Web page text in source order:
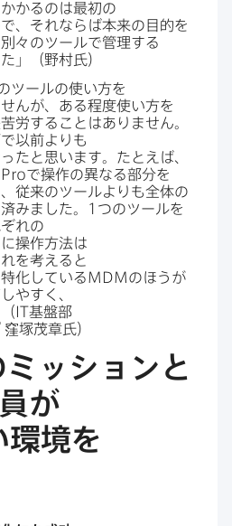
かるのは​最初の​
、​それならば本来の​目的を​
々の​ツールで​管理する​
」​（野村氏）
ツールの​使い方を​
んが、​ある​程度​使い方を​
労する​ことは​ありません。​
以前よりも​
たと​思います。​たとえば、​
Proで​操作の​異なる​部分を​
従来の​ツールよりも​全体の​
みました。
1 つの​ツールを​
れの​
操作方​法は​
を​考えると​
化しているMDMの​ほうが​
やすく、​
IT基盤部
窪塚茂章氏）
ッションと​
が​
環境を​